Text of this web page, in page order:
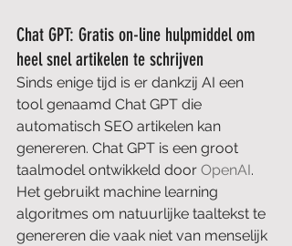
Chat GPT: Gratis on-line hulpmiddel om
heel snel artikelen te schrijven
Sinds enige tijd is er dankzij AI een
tool genaamd Chat GPT die
automatisch SEO artikelen kan
genereren. Chat GPT is een groot
taalmodel ontwikkeld door OpenAI.
Het gebruikt machine learning
algoritmes om natuurlijke taaltekst te
genereren die vaak niet van menselijk